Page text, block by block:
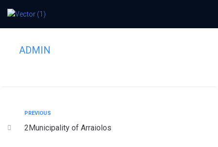
2Municipality of Sardoal
ADMIN
PREVIOUS
2Municipality of Arraiolos